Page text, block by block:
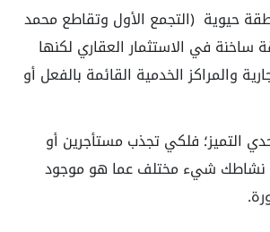
حيوية (التجمع الأول وتقاطع محمد
في الاستثمار العقاري لكنها
والمراكز الخدمية القائمة بالفعل أو
التميز؛ فلكي تجذب مستأجرين أو
نشاطك شيء مختلف عما هو موجود